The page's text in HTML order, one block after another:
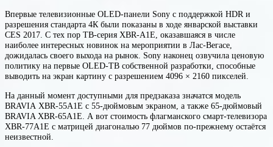
Впервые телевизионные OLED-панели Sony с поддержкой HDR и
разрешения стандарта 4К были показаны в ходе январской выставки
CES 2017. С тех пор ТВ-серия XBR-A1E, оказавшаяся в числе
наиболее интересных новинок на мероприятии в Лас-Вегасе,
дожидалась своего выхода на рынок. Sony наконец озвучила ценовую
политику на первые OLED-ТВ собственной разработки, способные
выводить на экран картину с разрешением 4096 × 2160 пикселей.
На данный момент доступными для предзаказа значатся модель
BRAVIA XBR-55A1E с 55-дюймовым экраном, а также 65-дюймовый
BRAVIA XBR-65A1E. А вот стоимость флагманского смарт-телевизора
XBR-77A1E с матрицей диагональю 77 дюймов по-прежнему остаётся
неизвестной.